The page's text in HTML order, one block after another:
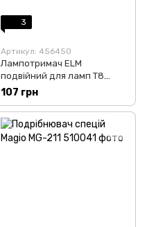
3
Артикул: 456450
Лампотримач ELM
подвійний для ламп Т8
(D26MM) G13 (Q-1602)
107 грн